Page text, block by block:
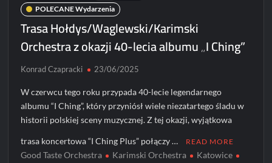
POLECANE Wydarzenia
Trasa Hołdys/Waglewski/Karimski
Orchestra z okazji 40-lecia albumu „I Ching”
Konrad Czapracki 23/06/2025
W czerwcu tego roku przypada 40-lecie legendarnego
albumu “I Ching”, który przyniósł wiele niezatartego śladu w
historii polskiej sceny muzycznej. Z tej okazji, wyjątkowa
trasa koncertowa “I Ching Plus” połączy … READ MORE
Good Taste Orchestra Karimski Orchestra
Katowice